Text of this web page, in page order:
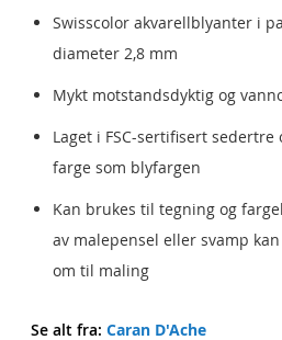
Swisscolor akvarellblyanter i
diameter 2,8 mm
Mykt motstandsdyktig og
Laget i FSC-sertifisert
farge som blyfargen
Kan brukes til tegning og
av malepensel eller svamp
om til maling
Se alt fra:Caran D'Ache